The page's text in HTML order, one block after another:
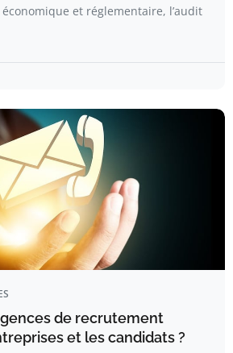
et réglementaire, l’audit
de recrutement
et les candidats ?